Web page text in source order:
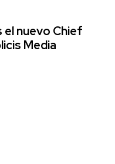
nuevo Chief
Media